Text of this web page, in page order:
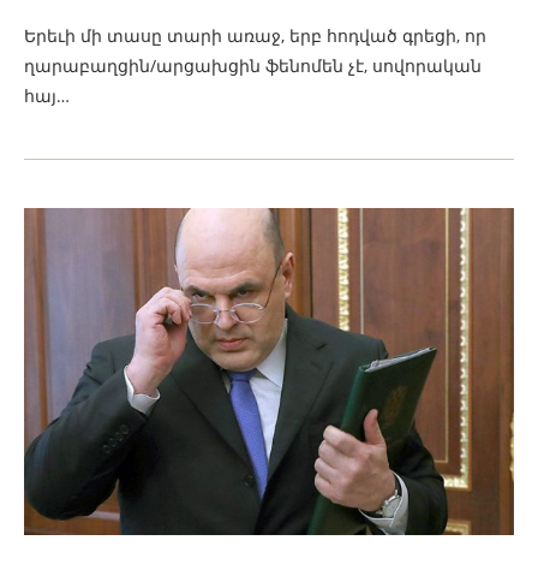
Երեւի մի տասը տարի առաջ, երբ հոդված գրեցի, որ
ղարաբաղցին/արցախցին ֆենոմեն չէ, սովորական
հայ…